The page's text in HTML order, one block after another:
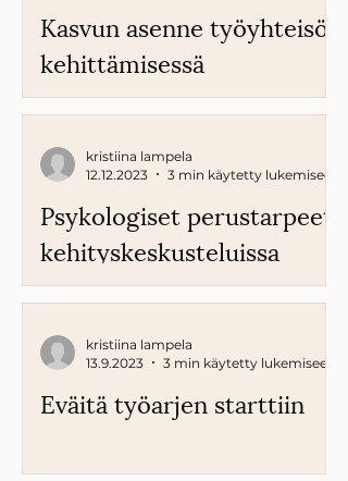
Kasvun asenne työyhteisön
kehittämi­sessä
Psykologiset perustarpeet
kehitys­keskuste­luissa
kristiina lampela
12.12.2023
3 min käytetty lukemiseen
Eväitä työarjen starttiin
kristiina lampela
13.9.2023
3 min käytetty lukemiseen